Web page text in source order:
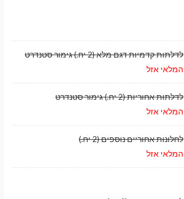
לדלתות קדמיות דגם מלא (2 יח.) גימור סטנדרט
המלאי אזל
לדלתות אחוריות (2 יח.) גימור סטנדרט
המלאי אזל
לחלונות אחוריים נוספים (2 יח.)
המלאי אזל